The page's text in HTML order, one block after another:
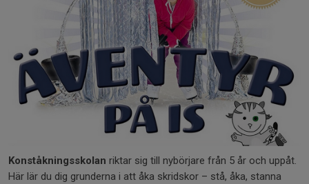
Konståkningsskolan riktar sig till nybörjare från 5 år och uppåt.
Här lär du dig grunderna i att åka skridskor – stå, åka, stanna